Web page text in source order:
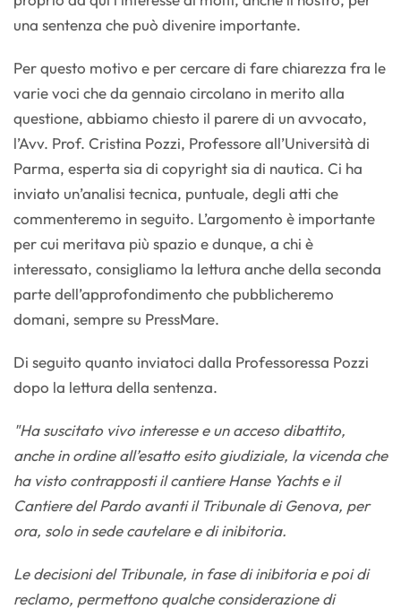
una sentenza che può divenire importante.
Per questo motivo e per cercare di fare chiarezza fra le
varie voci che da gennaio circolano in merito alla
questione, abbiamo chiesto il parere di un avvocato,
l’Avv. Prof. Cristina Pozzi, Professore all’Università di
Parma, esperta sia di copyright sia di nautica. Ci ha
inviato un’analisi tecnica, puntuale, degli atti che
commenteremo in seguito. L’argomento è importante
per cui meritava più spazio e dunque, a chi è
interessato, consigliamo la lettura anche della seconda
parte dell’approfondimento che pubblicheremo
domani, sempre su PressMare.
Di seguito quanto inviatoci dalla Professoressa Pozzi
dopo la lettura della sentenza.
"Ha suscitato vivo interesse e un acceso dibattito,
anche in ordine all’esatto esito giudiziale, la vicenda che
ha visto contrapposti il cantiere Hanse Yachts e il
Cantiere del Pardo avanti il Tribunale di Genova, per
ora, solo in sede cautelare e di inibitoria.
Le decisioni del Tribunale, in fase di inibitoria e poi di
reclamo, permettono qualche considerazione di